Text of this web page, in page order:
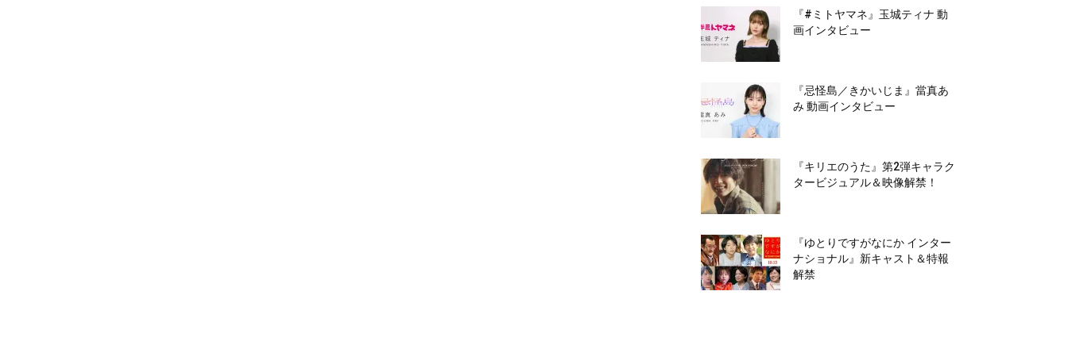
『#ミトヤマネ』玉城ティナ 動
画インタビュー
『忌怪島／きかいじま』當真あ
み 動画インタビュー
『キリエのうた』第2弾キャラク
タービジュアル＆映像解禁！
『ゆとりですがなにか インター
ナショナル』新キャスト＆特報
解禁